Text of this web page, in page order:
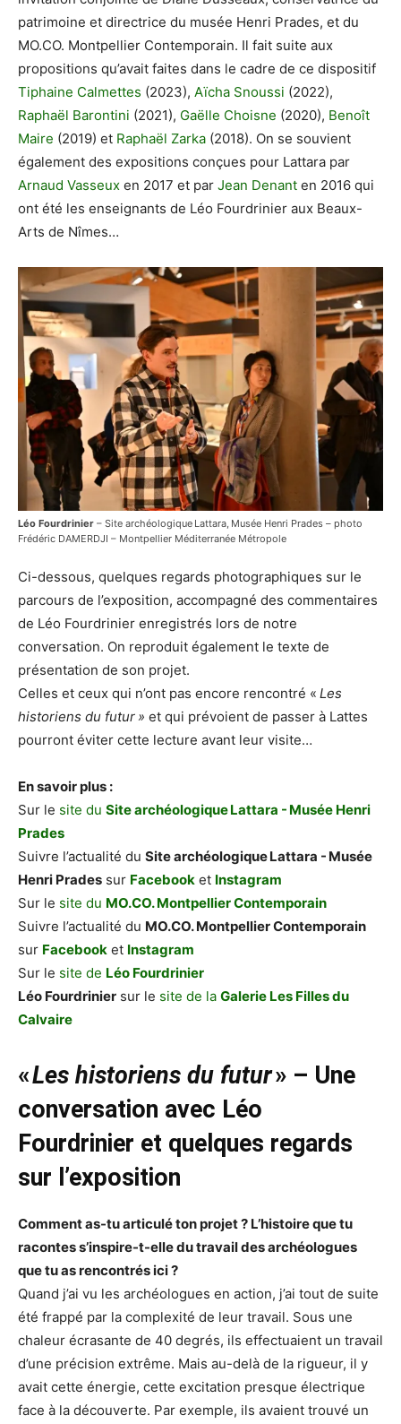
patrimoine et directrice du musée Henri Prades, et du
MO.CO. Montpellier Contemporain. Il fait suite aux
propositions qu’avait faites dans le cadre de ce dispositif
Tiphaine Calmettes (2023), Aïcha Snoussi (2022),
Raphaël Barontini (2021), Gaëlle Choisne (2020), Benoît
Maire (2019) et Raphaël Zarka (2018). On se souvient
également des expositions conçues pour Lattara par
Arnaud Vasseux en 2017 et par Jean Denant en 2016 qui
ont été les enseignants de Léo Fourdrinier aux Beaux-
Arts de Nîmes…
Léo Fourdrinier – Site archéologique Lattara, Musée Henri Prades – photo
Frédéric DAMERDJI – Montpellier Méditerranée Métropole
Ci-dessous, quelques regards photographiques sur le
parcours de l’exposition, accompagné des commentaires
de Léo Fourdrinier enregistrés lors de notre
conversation. On reproduit également le texte de
présentation de son projet.
Celles et ceux qui n’ont pas encore rencontré « Les
historiens du futur » et qui prévoient de passer à Lattes
pourront éviter cette lecture avant leur visite…
En savoir plus :
Sur le site du Site archéologique Lattara - Musée Henri
Prades
Suivre l’actualité du Site archéologique Lattara - Musée
Henri Prades sur Facebook et Instagram
Sur le site du MO.CO. Montpellier Contemporain
Suivre l’actualité du MO.CO. Montpellier Contemporain
sur Facebook et Instagram
Sur le site de Léo Fourdrinier
Léo Fourdrinier sur le site de la Galerie Les Filles du
Calvaire
«Les historiens du futur» – Une
conversation avec Léo
Fourdrinier et quelques regards
sur l’exposition
Comment as-tu articulé ton projet ? L’histoire que tu
racontes s’inspire-t-elle du travail des archéologues
que tu as rencontrés ici ?
Quand j’ai vu les archéologues en action, j’ai tout de suite
été frappé par la complexité de leur travail. Sous une
chaleur écrasante de 40 degrés, ils effectuaient un travail
d’une précision extrême. Mais au-delà de la rigueur, il y
avait cette énergie, cette excitation presque électrique
face à la découverte. Par exemple, ils avaient trouvé un